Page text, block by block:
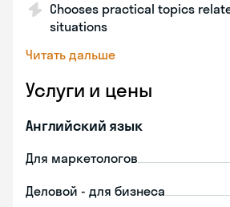
Chooses practical topics
situations
Читать дальше
Услуги и цены
Английский язык
Для маркетологов
Деловой - для бизнеса